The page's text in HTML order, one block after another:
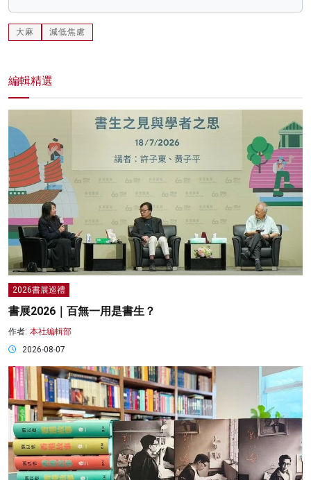
大麻 減低焦慮
編輯精選
2026書展巡禮
書展2026｜百無一用是書生？
作者: 本社編輯部
2026-08-07